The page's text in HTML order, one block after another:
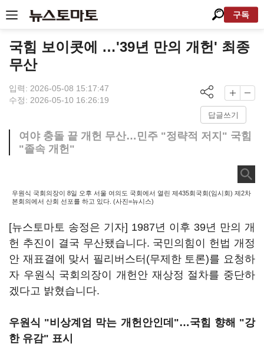
구독
국힘 보이콧에 …'39년 만의 개헌' 최종
무산
입력: 2026-05-08 15:17:47
수정: 2026-05-10 16:26:19
답글쓰기
여야 충돌 끝 개헌 무산…민주 "정략적 저지" 국힘
"졸속 개헌"
우원식 국회의장이 8일 오후 서울 여의도 국회에서 열린 제435회국회(임시회) 제2차
본회의에서 산회 선포를 하고 있다. (사진=뉴시스)
[뉴스토마토 송정은 기자] 1987년 이후 39년 만의 개
헌 추진이 결국 무산됐습니다. 국민의힘이 헌법 개정
안 재표결에 맞서 필리버스터(무제한 토론)를 요청하
자 우원식 국회의장이 개헌안 재상정 절차를 중단하
겠다고 밝혔습니다.
우원식 "비상계엄 막는 개헌안인데"…국힘 향해 "강
한 유감" 표시